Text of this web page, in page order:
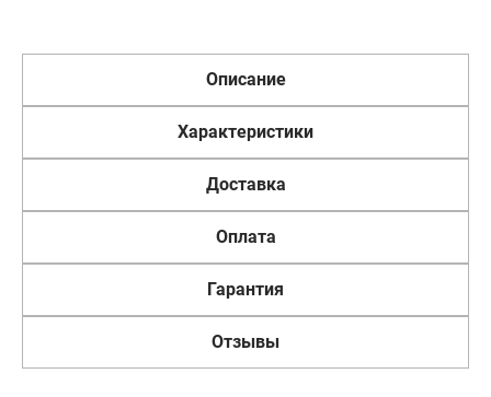
Описание
Характеристики
Доставка
Оплата
Гарантия
Отзывы